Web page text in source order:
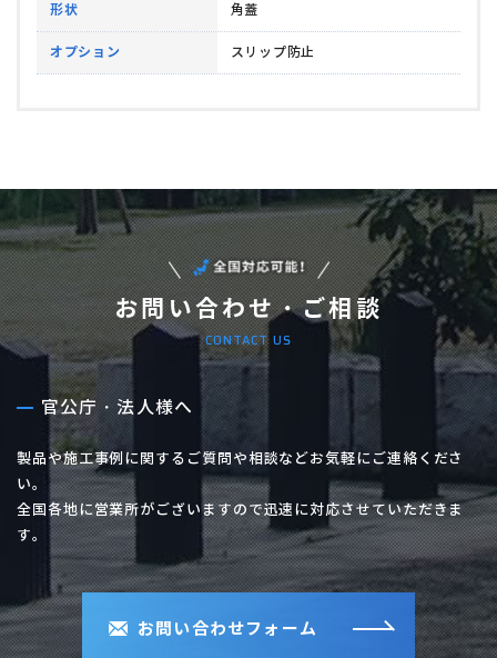
形状 角蓋
オプション スリップ防止
お問い合わせ・ご相談
CONTACT US
官公庁・法人様へ
製品や施工事例に関するご質問や相談などお気軽にご連絡くださ
い。
全国各地に営業所がございますので迅速に対応させていただきま
す。
お問い合わせフォーム